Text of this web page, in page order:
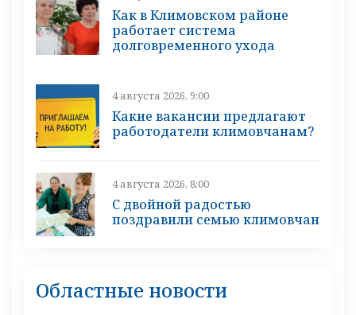
Как в Климовском районе
работает система
долговременного ухода
4 августа 2026, 9:00
Какие вакансии предлагают
работодатели климовчанам?
4 августа 2026, 8:00
С двойной радостью
поздравили семью климовчан
Областные новости